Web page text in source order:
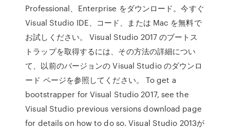
Professional、Enterprise をダウンロード。今すぐ
Visual Studio IDE、コード、または Mac を無料で
お試しください。 Visual Studio 2017 のブートス
トラップを取得するには、その方法の詳細につい
て、以前のバージョンの Visual Studio のダウンロ
ード ページを参照してください。 To get a
bootstrapper for Visual Studio 2017, see the
Visual Studio previous versions download page
for details on how to do so. Visual Studio 2013が